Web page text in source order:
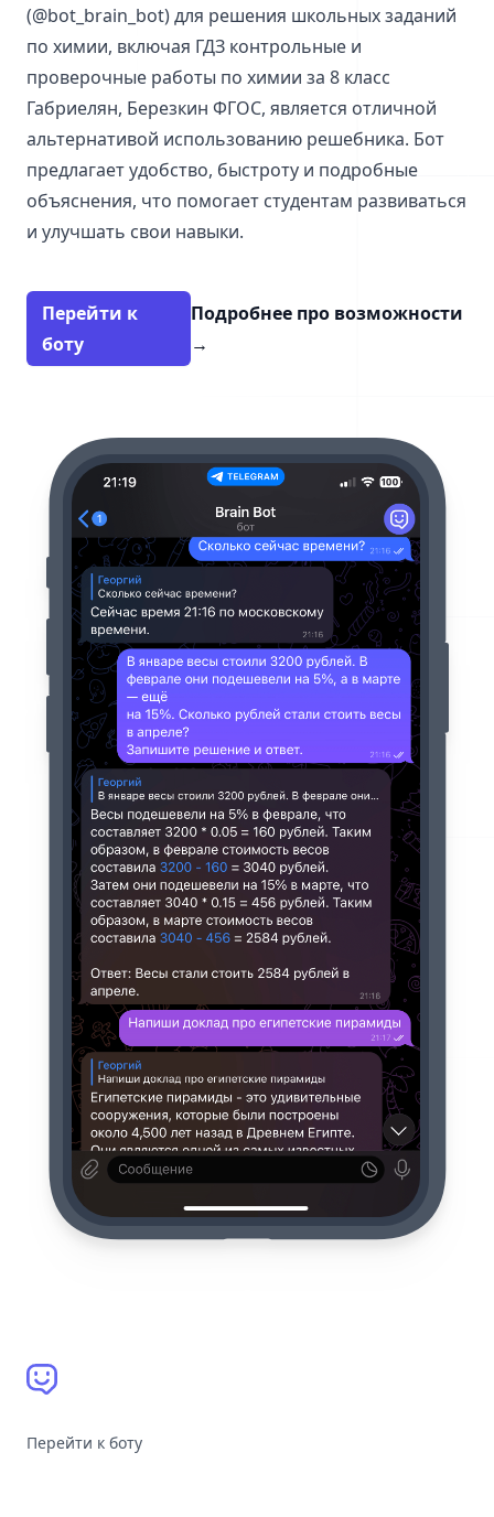
(@bot_brain_bot) для решения школьных заданий
по химии, включая ГДЗ контрольные и
проверочные работы по химии за 8 класс
Габриелян, Березкин ФГОС, является отличной
альтернативой использованию решебника. Бот
предлагает удобство, быстроту и подробные
объяснения, что помогает студентам развиваться
и улучшать свои навыки.
Перейти к
боту
Подробнее про возможности
→
Перейти к боту